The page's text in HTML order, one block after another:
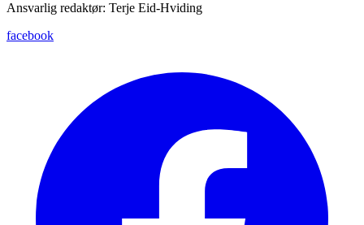
Ansvarlig redaktør: Terje Eid-Hviding
facebook